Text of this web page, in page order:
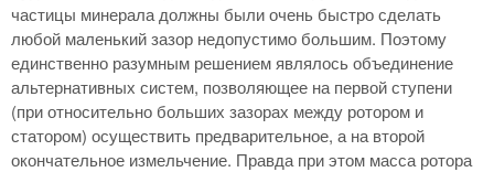
частицы минерала должны были очень быстро сделать
любой маленький зазор недопустимо большим. Поэтому
единственно разумным решением являлось объединение
альтернативных систем, позволяющее на первой ступени
(при относительно больших зазорах между ротором и
статором) осуществить предварительное, а на второй
окончательное измельчение. Правда при этом масса ротора